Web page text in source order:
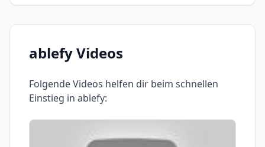
ablefyVideos
Folgende Videos helfen dir beim schnellen
Einstieg in ablefy: